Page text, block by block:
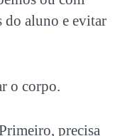
do aluno e evitar
o corpo.
precisa